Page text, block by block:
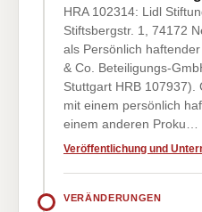
HRA 102314: Lidl
Stiftsbergstr. 1, 74172
als Persönlich
& Co. Beteiligungs-
Stuttgart HRB 107937).
mit einem persönlich
einem anderen Proku…
Veröffentlichung und
VERÄNDERUNGEN